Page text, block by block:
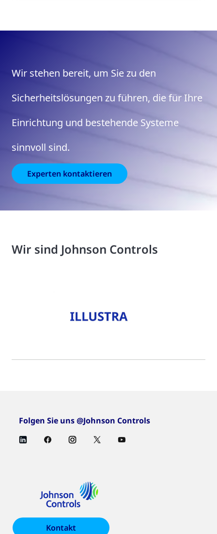
Wir stehen bereit, um Sie zu den
Sicherheitslösungen zu führen, die für Ihre
Einrichtung und bestehende Systeme
sinnvoll sind.
Experten kontaktieren
Wir sind Johnson Controls
Folgen Sie uns @Johnson Controls
Kontakt